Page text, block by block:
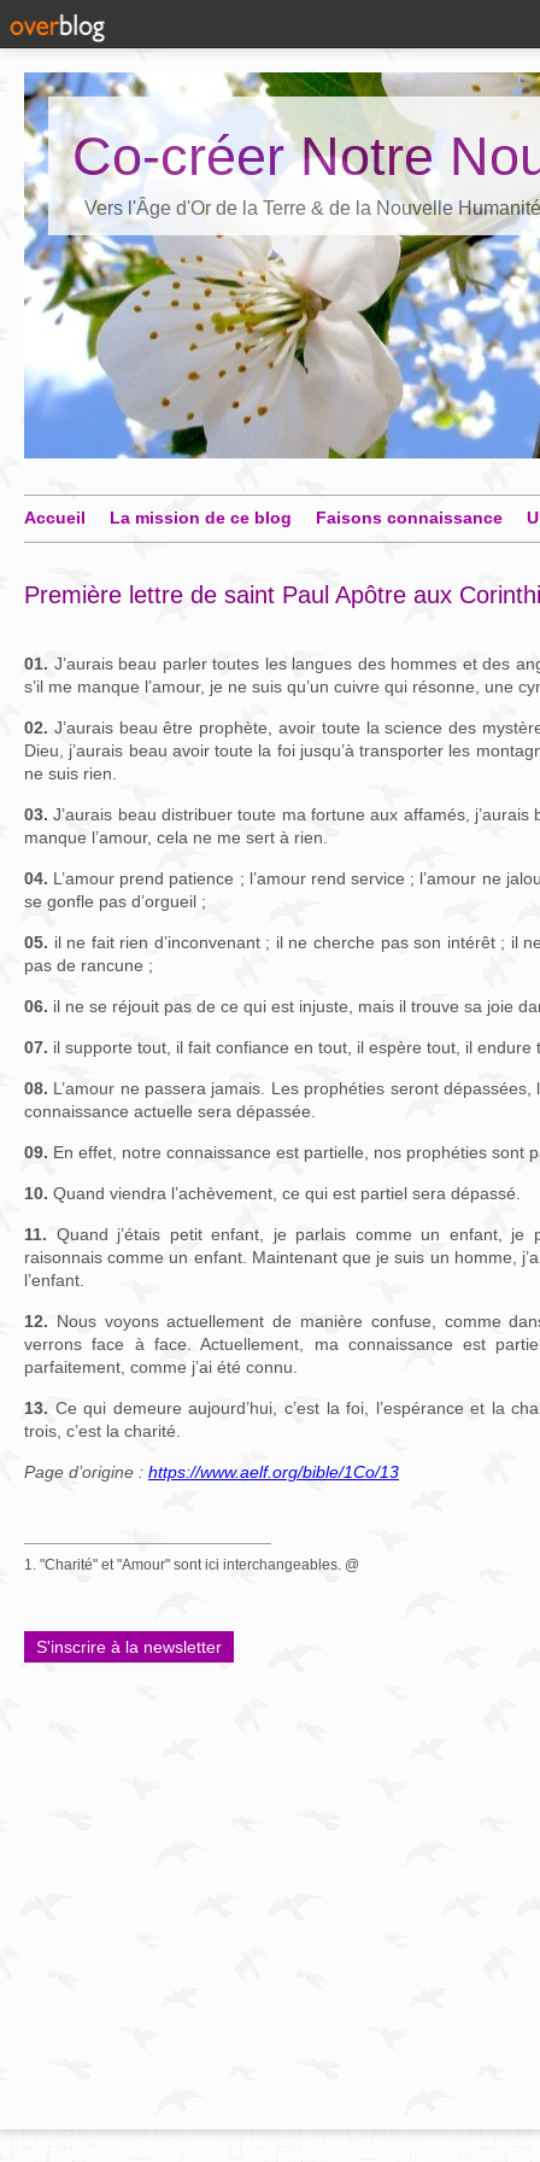
Co-créer Notre
Vers l'Âge d'Or de la Terre & de la Nouvelle Humanité
Accueil La mission de ce blog Faisons connaissance
Première lettre de saint Paul Apôtre aux
01. J’aurais beau parler toutes les langues des hommes et des
s’il me manque l’amour, je ne suis qu’un cuivre qui résonne, une
02. J’aurais beau être prophète, avoir toute la science des
Dieu, j’aurais beau avoir toute la foi jusqu’à transporter les
ne suis rien.
03. J’aurais beau distribuer toute ma fortune aux affamés, j’aurais
manque l’amour, cela ne me sert à rien.
04. L’amour prend patience ; l’amour rend service ; l’amour ne
se gonfle pas d’orgueil ;
05. il ne fait rien d’inconvenant ; il ne cherche pas son intérêt ; il
pas de rancune ;
06. il ne se réjouit pas de ce qui est injuste, mais il trouve sa joie
07. il supporte tout, il fait confiance en tout, il espère tout, il endure
08. L’amour ne passera jamais. Les prophéties seront
connaissance actuelle sera dépassée.
09. En effet, notre connaissance est partielle, nos prophéties sont
10. Quand viendra l’achèvement, ce qui est partiel sera dépassé.
11. Quand j’étais petit enfant, je parlais comme un enfant, je
raisonnais comme un enfant. Maintenant que je suis un homme,
l’enfant.
12. Nous voyons actuellement de manière confuse, comme
verrons face à face. Actuellement, ma connaissance est
parfaitement, comme j’ai été connu.
13. Ce qui demeure aujourd’hui, c’est la foi, l’espérance et la
trois, c’est la charité.
Page d’origine : https://www.aelf.org/bible/1Co/13
1. "Charité" et "Amour" sont ici interchangeables. @
S'inscrire à la newsletter